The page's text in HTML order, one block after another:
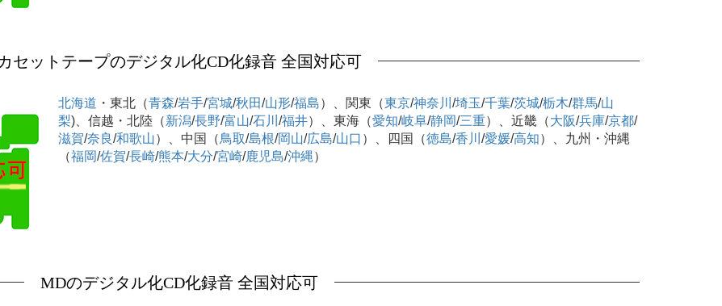
セットテープのデジタル化CD化録音 全国対応可
北海道 ・東北（青森/岩手/宮城/秋田/山形/福島）、関東（東京/神奈川 /埼玉/千葉/茨城/栃木/群馬/山
梨)、信越・北陸（新潟/長野/富山/石川 /福井）、東海（愛知/岐阜/静岡/三重）、近畿（大阪/兵庫/京都/
滋賀/奈良/和歌山）、中国（鳥取/島根/岡山/広島/山口 ）、四国（徳島/香川 /愛媛/高知）、九州・沖縄
（福岡/佐賀/長崎/熊本/大分/宮崎/鹿児島/沖縄）
MDのデジタル化CD化録音 全国対応可